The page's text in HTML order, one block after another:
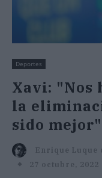
Deportes
Xavi: "Nos
la
sido mejor"
Enrique Luque
27 octubre, 2022